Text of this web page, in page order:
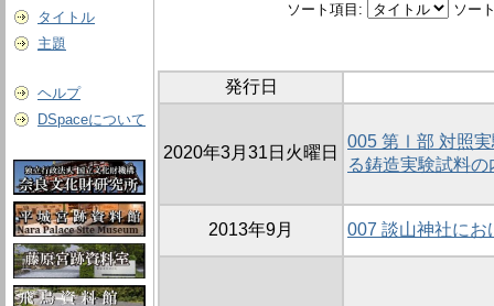
タイトル
主題
ヘルプ
DSpaceについて
ソート項目: ソー
発行日
2020年3月31日火曜日
005 第Ⅰ部 対照実
る鋳造実験試料
2013年9月 007 談山神社にお